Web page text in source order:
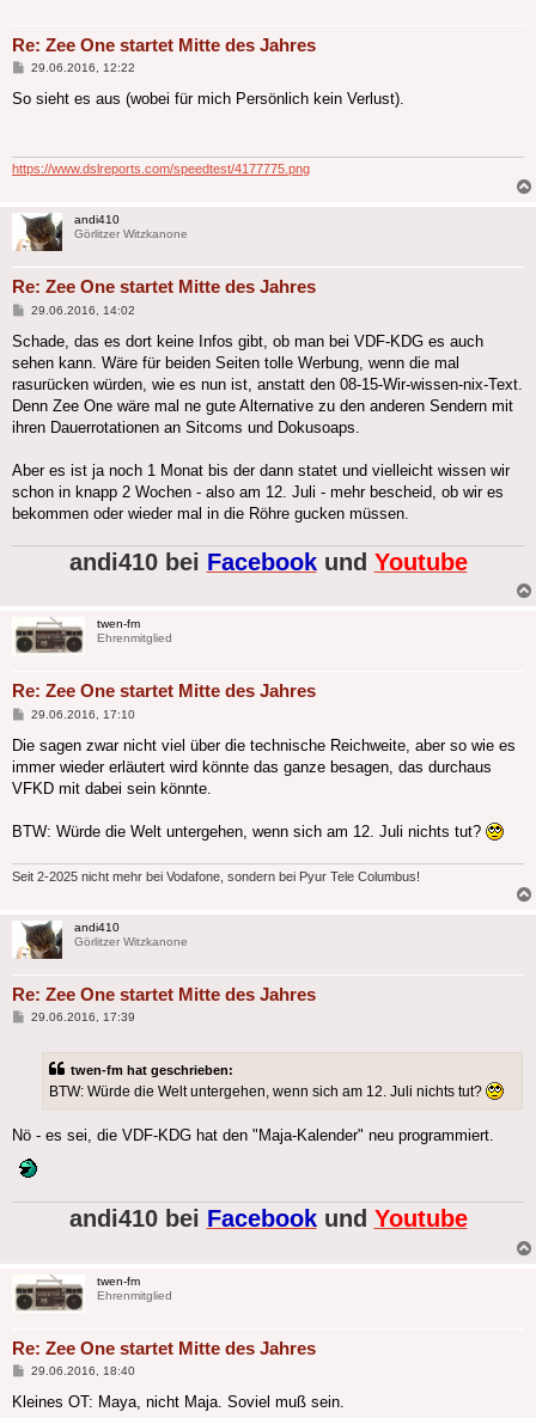
Re: Zee One startet Mitte des Jahres
Beitrag
29.06.2016, 12:22
So sieht es aus (wobei für mich Persönlich kein Verlust).
https://www.dslreports.com/speedtest/4177775.png
andi410
Görlitzer Witzkanone
Re: Zee One startet Mitte des Jahres
Beitrag
29.06.2016, 14:02
Schade, das es dort keine Infos gibt, ob man bei VDF-KDG es auch
sehen kann. Wäre für beiden Seiten tolle Werbung, wenn die mal
rasurücken würden, wie es nun ist, anstatt den 08-15-Wir-wissen-nix-Text.
Denn Zee One wäre mal ne gute Alternative zu den anderen Sendern mit
ihren Dauerrotationen an Sitcoms und Dokusoaps.
Aber es ist ja noch 1 Monat bis der dann statet und vielleicht wissen wir
schon in knapp 2 Wochen - also am 12. Juli - mehr bescheid, ob wir es
bekommen oder wieder mal in die Röhre gucken müssen.
andi410 bei Facebookund Youtube
twen-fm
Ehrenmitglied
Re: Zee One startet Mitte des Jahres
Beitrag
29.06.2016, 17:10
Die sagen zwar nicht viel über die technische Reichweite, aber so wie es
immer wieder erläutert wird könnte das ganze besagen, das durchaus
VFKD mit dabei sein könnte.
BTW: Würde die Welt untergehen, wenn sich am 12. Juli nichts tut?
Seit 2-2025 nicht mehr bei Vodafone, sondern bei Pyur Tele Columbus!
andi410
Görlitzer Witzkanone
Re: Zee One startet Mitte des Jahres
Beitrag
29.06.2016, 17:39
twen-fm hat geschrieben:
BTW: Würde die Welt untergehen, wenn sich am 12. Juli nichts tut?
Nö - es sei, die VDF-KDG hat den "Maja-Kalender" neu programmiert.
andi410 bei Facebookund Youtube
twen-fm
Ehrenmitglied
Re: Zee One startet Mitte des Jahres
Beitrag
29.06.2016, 18:40
Kleines OT: Maya, nicht Maja. Soviel muß sein.